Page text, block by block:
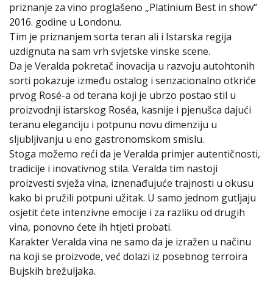
priznanje za vino proglašeno „Platinium Best in show“
2016. godine u Londonu.
Tim je priznanjem sorta teran ali i Istarska regija
uzdignuta na sam vrh svjetske vinske scene.
Da je Veralda pokretač inovacija u razvoju autohtonih
sorti pokazuje između ostalog i senzacionalno otkriće
prvog Rosé-a od terana koji je ubrzo postao stil u
proizvodnji istarskog Roséa, kasnije i pjenušca dajući
teranu eleganciju i potpunu novu dimenziju u
sljubljivanju u eno gastronomskom smislu.
Stoga možemo reći da je Veralda primjer autentičnosti,
tradicije i inovativnog stila. Veralda tim nastoji
proizvesti svježa vina, iznenađujuće trajnosti u okusu
kako bi pružili potpuni užitak. U samo jednom gutljaju
osjetit ćete intenzivne emocije i za razliku od drugih
vina, ponovno ćete ih htjeti probati.
Karakter Veralda vina ne samo da je izražen u načinu
na koji se proizvode, već dolazi iz posebnog terroira
Bujskih brežuljaka.